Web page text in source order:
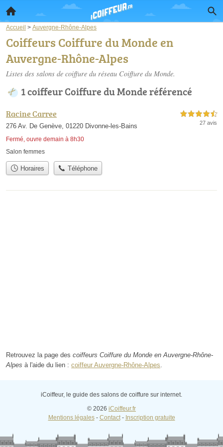
Accueil > Auvergne-Rhône-Alpes
Coiffeurs Coiffure du Monde en
Auvergne-Rhône-Alpes
Listes des salons de coiffure du réseau Coiffure du Monde.
1 coiffeur Coiffure du Monde référencé
Racine Carree
276 Av. De Genève, 01220 Divonne-les-Bains
Fermé, ouvre demain à 8h30
4,5 étoiles sur 5
27 avis
Salon femmes
Horaires Téléphone
Retrouvez la page des coiffeurs Coiffure du Monde en Auvergne-Rhône-
Alpes à l'aide du lien : coiffeur Auvergne-Rhône-Alpes.
iCoiffeur, le guide des salons de coiffure sur internet.
© 2026 iCoiffeur.fr
Mentions légales- Contact- Inscription gratuite